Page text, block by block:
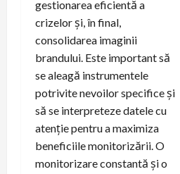
gestionarea eficientă a
crizelor și, în final,
consolidarea imaginii
brandului. Este important să
se aleagă instrumentele
potrivite nevoilor specifice și
să se interpreteze datele cu
atenție pentru a maximiza
beneficiile monitorizării. O
monitorizare constantă și o